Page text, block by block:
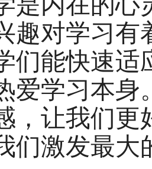
趣对学习有
们能快速适
爱学习本身
， 让我们更
们激发最大